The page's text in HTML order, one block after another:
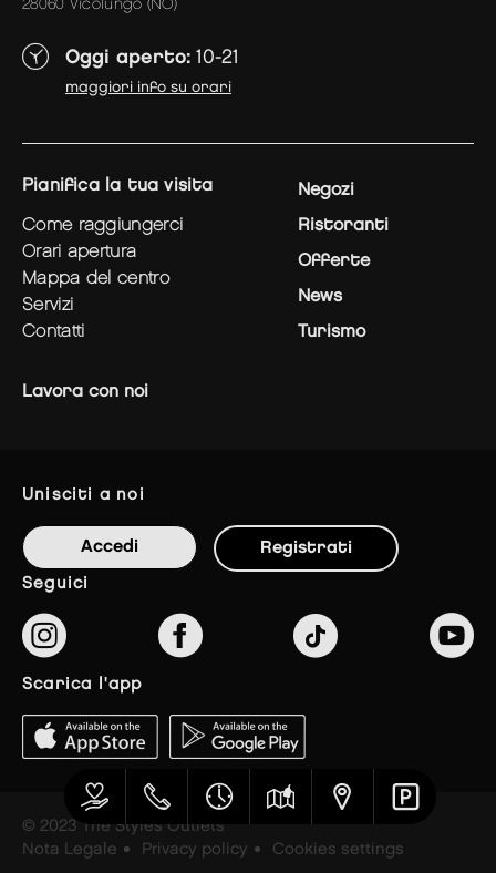
28060 Vicolungo (NO)
Oggi aperto: 10-21
maggiori info su orari
pianifica la tua visita
come raggiungerci
orari apertura
mappa del centro
servizi
contatti
Negozi
Ristoranti
Offerte
News
Turismo
Lavora con noi
unisciti a noi
Accedi Registrati
seguici
scarica l'app
© 2023 The Styles Outlets
Nota Legale
Privacy policy Cookies settings